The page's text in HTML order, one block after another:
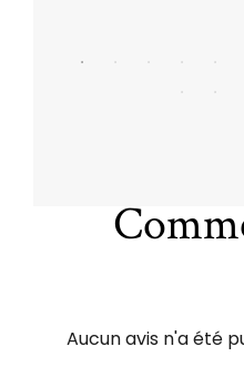
Aucun avis n'a été